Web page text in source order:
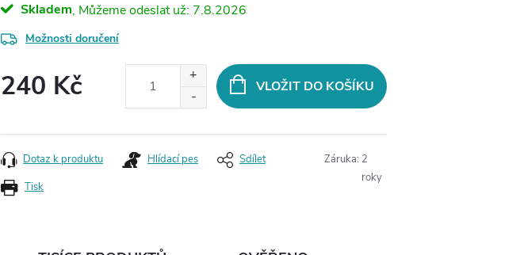
Skladem 7.8.2026
Možnosti doručení
240 Kč VLOŽIT DO KOŠÍKU
Tisk
Dotaz k produktu Hlídací pes Sdílet Záruka: 2
roky